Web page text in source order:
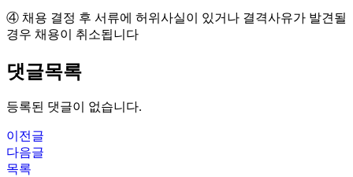
④ 채용 결정 후 서류에 허위사실이 있거나 결격사유가 발견될
경우 채용이 취소됩니다
댓글목록
등록된 댓글이 없습니다.
이전글
다음글
목록